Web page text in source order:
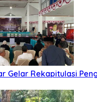
Gelar Rekapitulasi